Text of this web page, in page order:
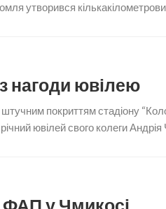
утворився
нагоди ювілею
штучним покриттям стадіону
ювілей свого колеги Андрія
у Чмикосі